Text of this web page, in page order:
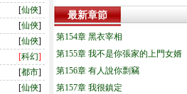
[仙俠]
[仙俠]
[仙俠]
[科幻]
[都市]
[仙俠]
最新章節
第154章 黑衣宰相
第155章 我不是你張家的上門女婿
第156章 有人說你剽竊
第157章 我很鎮定